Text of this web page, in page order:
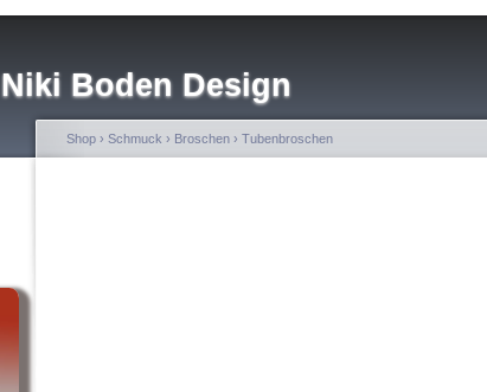
Niki Boden Design
Shop › Schmuck › Broschen › Tubenbroschen